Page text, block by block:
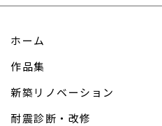
ホーム
作品集
新築リノベーション
耐震診断・改修